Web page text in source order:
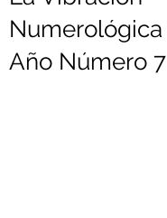
Numerológica
Año Número 7